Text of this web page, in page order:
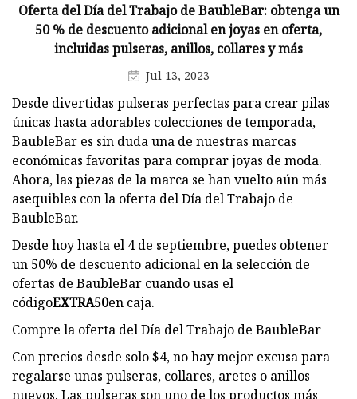
Oferta del Día del Trabajo de BaubleBar: obtenga un
50 % de descuento adicional en joyas en oferta,
incluidas pulseras, anillos, collares y más
Jul 13, 2023
Desde divertidas pulseras perfectas para crear pilas
únicas hasta adorables colecciones de temporada,
BaubleBar es sin duda una de nuestras marcas
económicas favoritas para comprar joyas de moda.
Ahora, las piezas de la marca se han vuelto aún más
asequibles con la oferta del Día del Trabajo de
BaubleBar.
Desde hoy hasta el 4 de septiembre, puedes obtener
un 50% de descuento adicional en la selección de
ofertas de BaubleBar cuando usas el
códigoEXTRA50en caja.
Compre la oferta del Día del Trabajo de BaubleBar
Con precios desde solo $4, no hay mejor excusa para
regalarse unas pulseras, collares, aretes o anillos
nuevos. Las pulseras son uno de los productos más